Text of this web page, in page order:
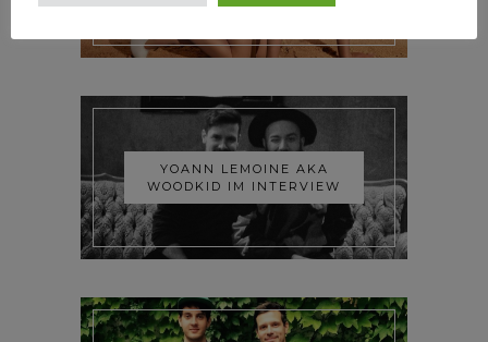
YOANN LEMOINE AKA
WOODKID IM INTERVIEW